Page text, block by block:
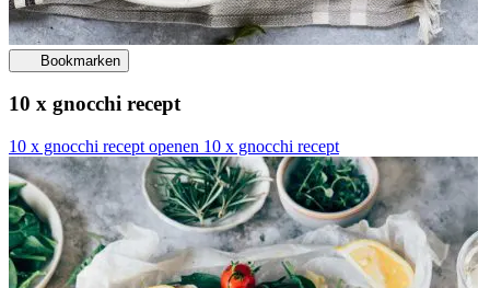
Bookmarken
10 x gnocchi recept
10 x gnocchi recept openen 10 x gnocchi recept